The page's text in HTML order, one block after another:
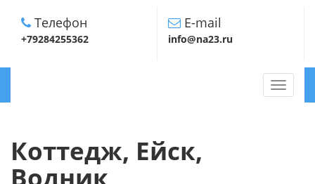
Телефон
+79284255362
E-mail
info@na23.ru
TOGGLE
Коттедж, Ейск,
Водник